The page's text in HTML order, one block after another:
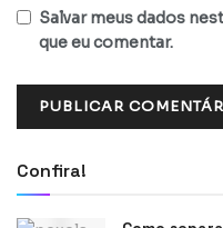
Salvar meus dados
que eu comentar.
Confira!